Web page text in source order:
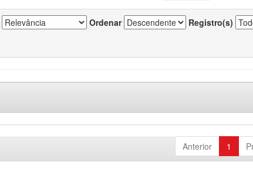
Ordenar Registro(s)
Anterior 1